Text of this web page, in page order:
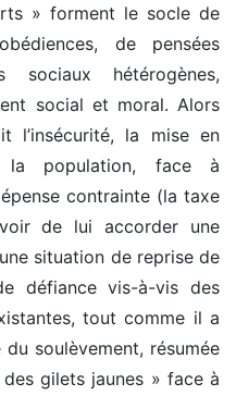
» forment le socle de
de pensées
hétérogènes,
social et moral. Alors
l’insécurité, la mise en
la population, face à
contrainte (la taxe
de lui accorder une
situation de reprise de
défiance vis-à-vis des
tout comme il a
soulèvement, résumée
des gilets jaunes » face à